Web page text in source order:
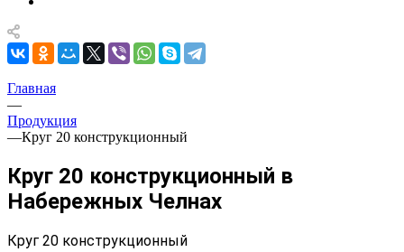
Главная
—
Продукция
—Круг 20 конструкционный
Круг 20 конструкционный в
Набережных Челнах
Круг 20 конструкционный